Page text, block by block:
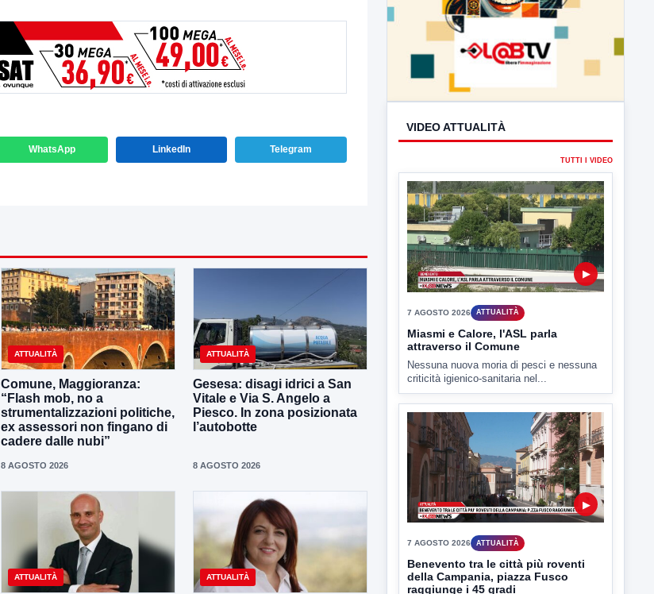
WhatsApp LinkedIn Telegram
ATTUALITÀ
Comune, Maggioranza:
“Flash mob, no a
strumentalizzazioni politiche,
ex assessori non fingano di
cadere dalle nubi”
8 AGOSTO 2026
ATTUALITÀ
Gesesa: disagi idrici a San
Vitale e Via S. Angelo a
Piesco. In zona posizionata
l’autobotte
8 AGOSTO 2026
ATTUALITÀ ATTUALITÀ
VIDEO ATTUALITÀ
TUTTI I VIDEO
▶
7 AGOSTO 2026 ATTUALITÀ
Miasmi e Calore, l'ASL parla
attraverso il Comune
Nessuna nuova moria di pesci e nessuna
criticità igienico-sanitaria nel...
▶
7 AGOSTO 2026 ATTUALITÀ
Benevento tra le città più roventi
della Campania, piazza Fusco
Benevento è tra le città più calde della
Campania. Lo...